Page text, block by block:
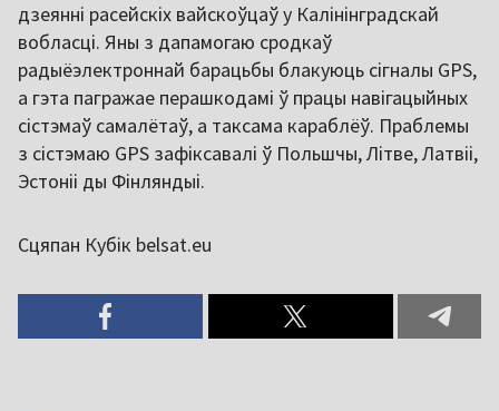
дзеянні расейскіх вайскоўцаў у Калінінградскай
вобласці. Яны з дапамогаю сродкаў
радыёэлектроннай барацьбы блакуюць сігналы GPS,
а гэта пагражае перашкодамі ў працы навігацыйных
сістэмаў самалётаў, а таксама караблёў. Праблемы
з сістэмаю GPS зафіксавалі ў Польшчы, Літве, Латвіі,
Эстоніі ды Фінляндыі.
Сцяпан Кубік belsat.eu